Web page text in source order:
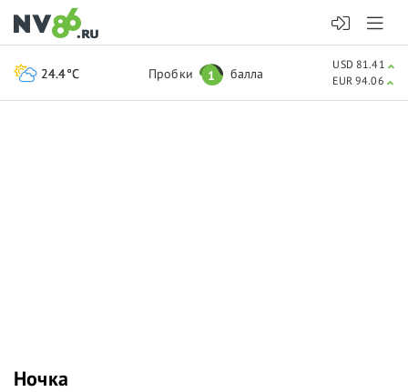
Ночка
24.4°C Пробки 1 балла
USD 81.41
EUR 94.06